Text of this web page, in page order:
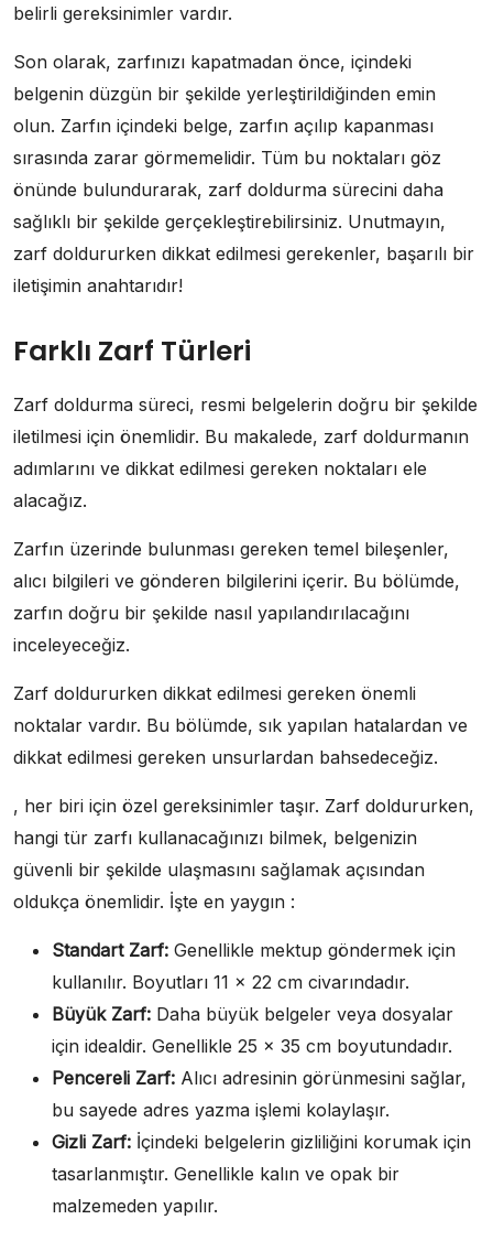
belirli gereksinimler vardır.
Son olarak, zarfınızı kapatmadan önce, içindeki
belgenin düzgün bir şekilde yerleştirildiğinden emin
olun. Zarfın içindeki belge, zarfın açılıp kapanması
sırasında zarar görmemelidir. Tüm bu noktaları göz
önünde bulundurarak, zarf doldurma sürecini daha
sağlıklı bir şekilde gerçekleştirebilirsiniz. Unutmayın,
zarf doldururken dikkat edilmesi gerekenler, başarılı bir
iletişimin anahtarıdır!
Farklı Zarf Türleri
Zarf doldurma süreci, resmi belgelerin doğru bir şekilde
iletilmesi için önemlidir. Bu makalede, zarf doldurmanın
adımlarını ve dikkat edilmesi gereken noktaları ele
alacağız.
Zarfın üzerinde bulunması gereken temel bileşenler,
alıcı bilgileri ve gönderen bilgilerini içerir. Bu bölümde,
zarfın doğru bir şekilde nasıl yapılandırılacağını
inceleyeceğiz.
Zarf doldururken dikkat edilmesi gereken önemli
noktalar vardır. Bu bölümde, sık yapılan hatalardan ve
dikkat edilmesi gereken unsurlardan bahsedeceğiz.
, her biri için özel gereksinimler taşır. Zarf doldururken,
hangi tür zarfı kullanacağınızı bilmek, belgenizin
güvenli bir şekilde ulaşmasını sağlamak açısından
oldukça önemlidir. İşte en yaygın :
Standart Zarf: Genellikle mektup göndermek için
kullanılır. Boyutları 11 x 22 cm civarındadır.
Büyük Zarf: Daha büyük belgeler veya dosyalar
için idealdir. Genellikle 25 x 35 cm boyutundadır.
Pencereli Zarf: Alıcı adresinin görünmesini sağlar,
bu sayede adres yazma işlemi kolaylaşır.
Gizli Zarf: İçindeki belgelerin gizliliğini korumak için
tasarlanmıştır. Genellikle kalın ve opak bir
malzemeden yapılır.